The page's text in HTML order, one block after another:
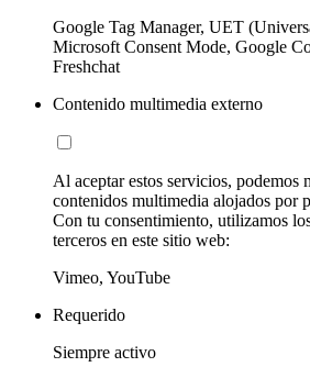
Google Tag Manager, UET
Microsoft Consent Mode, Google
Freshchat
Contenido multimedia externo
Al aceptar estos servicios, podemos
contenidos multimedia alojados por
Con tu consentimiento, utilizamos
terceros en este sitio web:
Vimeo, YouTube
Requerido
Siempre activo